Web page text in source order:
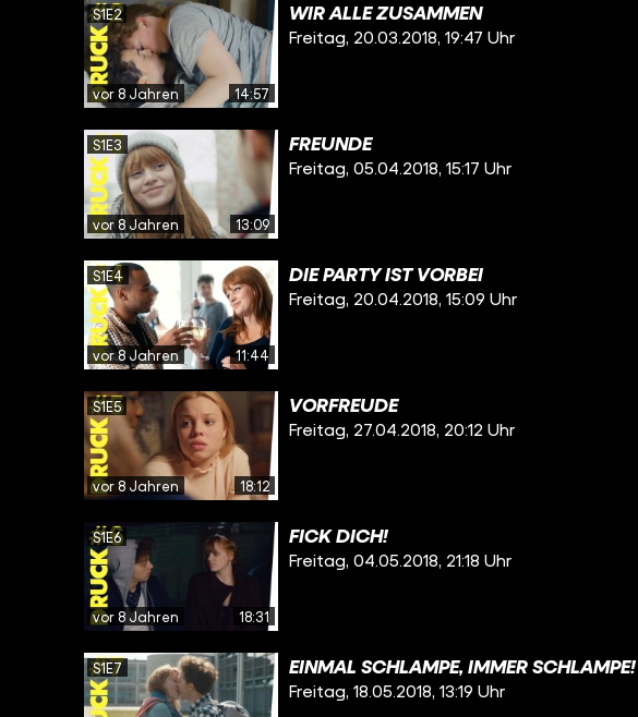
vor 8 Jahren 14:57
S1E2 WIR ALLE ZUSAMMEN
Freitag, 20.03.2018, 19:47 Uhr
vor 8 Jahren 13:09
S1E3 FREUNDE
Freitag, 05.04.2018, 15:17 Uhr
vor 8 Jahren 11:44
S1E4 DIE PARTY IST VORBEI
Freitag, 20.04.2018, 15:09 Uhr
vor 8 Jahren 18:12
S1E5 VORFREUDE
Freitag, 27.04.2018, 20:12 Uhr
vor 8 Jahren 18:31
S1E6 FICK DICH!
Freitag, 04.05.2018, 21:18 Uhr
S1E7 EINMAL SCHLAMPE, IMMER SCHLAMPE!
Freitag, 18.05.2018, 13:19 Uhr